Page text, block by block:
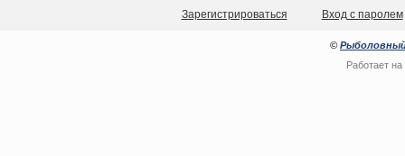
Зарегистрироваться Вход с паролем
© Рыболовный
Работает